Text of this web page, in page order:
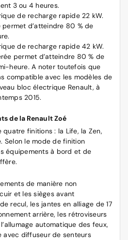
3 ou 4 heures.
de recharge rapide 22 kW.
d’atteindre 80 % de
de recharge rapide 42 kW.
permet d’atteindre 80 % de
heure. A noter toutefois que
compatible avec les modèles de
bloc électrique Renault, à
2015.
de la Renault Zoé
quatre finitions : la Life, la Zen,
Selon le mode de finition
équipements à bord et de
de manière non
et les sièges avant
recul, les jantes en alliage de 17
arrière, les rétroviseurs
automatique des feux,
avec diffuseur de senteurs